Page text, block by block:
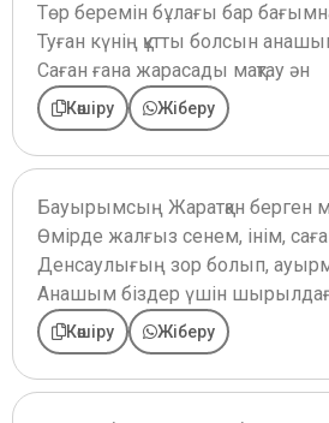
Төр беремін бұлағы бар
Туған күнің құтты болсын
Саған ғана жарасады мақтау ән
Көшіру Жіберу
Бауырымсың Жаратқан берген
Өмірде жалғыз сенем, інім,
Денсаулығың зор болып,
Анашым біздер үшін
Көшіру Жіберу